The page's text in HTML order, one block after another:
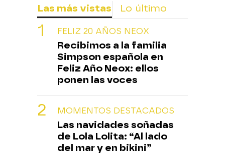
Las más vistas Lo último
FELIZ 20 AÑOS NEOX
Recibimos a la familia
Simpson española en
Feliz Año Neox: ellos
ponen las voces
MOMENTOS DESTACADOS
Las navidades soñadas
de Lola Lolita: “Al lado
del mar y en bikini”